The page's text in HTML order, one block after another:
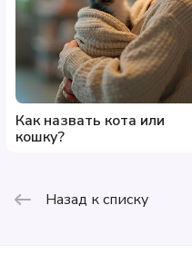
Как назвать кота или
кошку?
Назад к списку